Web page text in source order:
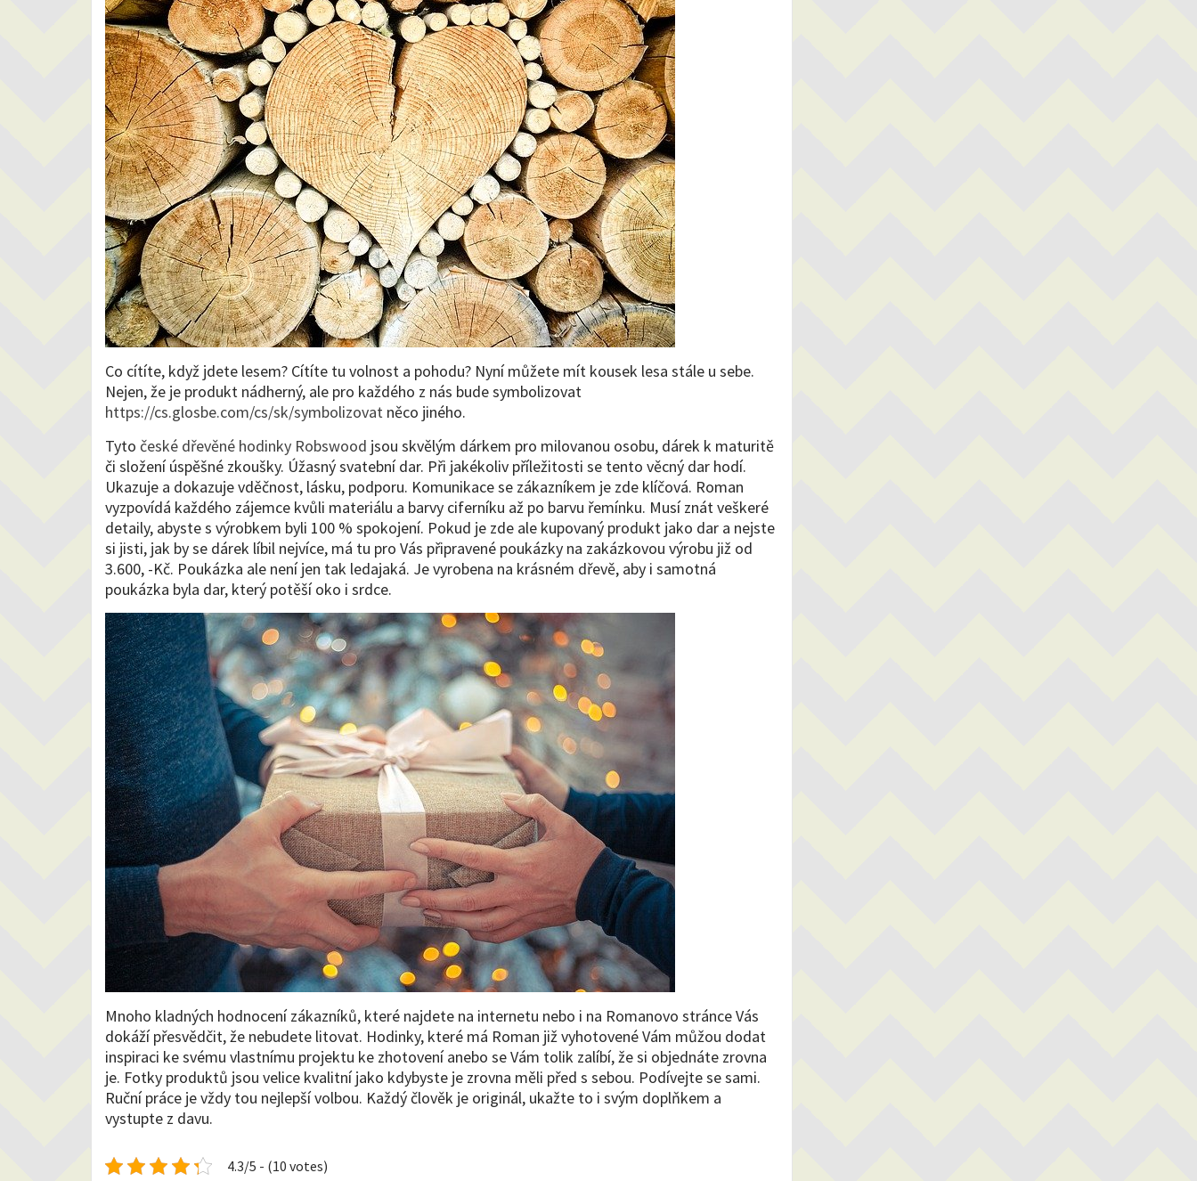
Co cítíte, když jdete lesem? Cítíte tu volnost a pohodu? Nyní můžete mít kousek lesa stále u sebe.
Nejen, že je produkt nádherný, ale pro každého z nás bude symbolizovat
https://cs.glosbe.com/cs/sk/symbolizovat něco jiného.
Tyto české dřevěné hodinky Robswood jsou skvělým dárkem pro milovanou osobu, dárek k maturitě
či složení úspěšné zkoušky. Úžasný svatební dar. Při jakékoliv příležitosti se tento věcný dar hodí.
Ukazuje a dokazuje vděčnost, lásku, podporu. Komunikace se zákazníkem je zde klíčová. Roman
vyzpovídá každého zájemce kvůli materiálu a barvy ciferníku až po barvu řemínku. Musí znát veškeré
detaily, abyste s výrobkem byli 100 % spokojení. Pokud je zde ale kupovaný produkt jako dar a nejste
si jisti, jak by se dárek líbil nejvíce, má tu pro Vás připravené poukázky na zakázkovou výrobu již od
3.600, -Kč. Poukázka ale není jen tak ledajaká. Je vyrobena na krásném dřevě, aby i samotná
poukázka byla dar, který potěší oko i srdce.
Mnoho kladných hodnocení zákazníků, které najdete na internetu nebo i na Romanovo stránce Vás
dokáží přesvědčit, že nebudete litovat. Hodinky, které má Roman již vyhotovené Vám můžou dodat
inspiraci ke svému vlastnímu projektu ke zhotovení anebo se Vám tolik zalíbí, že si objednáte zrovna
je. Fotky produktů jsou velice kvalitní jako kdybyste je zrovna měli před s sebou. Podívejte se sami.
Ruční práce je vždy tou nejlepší volbou. Každý člověk je originál, ukažte to i svým doplňkem a
vystupte z davu.
4.3/5 - (10 votes)